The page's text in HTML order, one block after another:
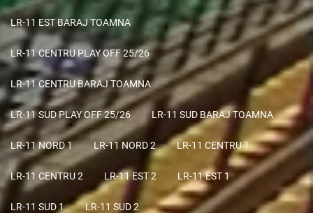
LR-11 EST BARAJ TOAMNA
LR-11 CENTRU PLAY OFF 25/26
LR-11 CENTRU BARAJ TOAMNA
LR-11 SUD PLAY OFF 25/26 LR-11 SUD BARAJ TOAMNA
LR-11 NORD 1 LR-11 NORD 2 LR-11 CENTRU 1
LR-11 CENTRU 2 LR-11 EST 2 LR-11 EST 1
LR-11 SUD 1 LR-11 SUD 2